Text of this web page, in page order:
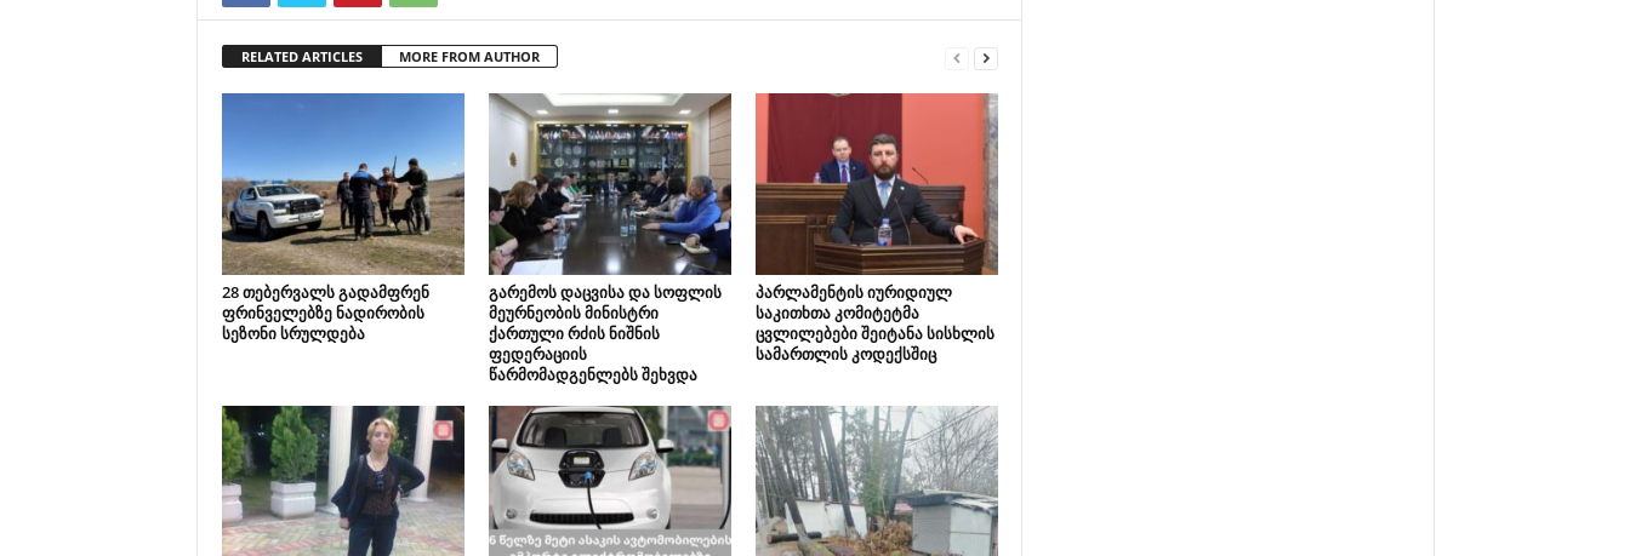
RELATED ARTICLES MORE FROM AUTHOR
28 თებერვალს გადამფრენ
ფრინველებზე ნადირობის
სეზონი სრულდება
გარემოს დაცვისა და სოფლის
მეურნეობის მინისტრი
ქართული რძის ნიშნის
ფედერაციის
წარმომადგენლებს შეხვდა
პარლამენტის იურიდიულ
საკითხთა კომიტეტმა
ცვლილებები შეიტანა სისხლის
სამართლის კოდექსშიც